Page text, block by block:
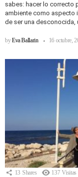
sabes: hacer lo correcto
ambiente como aspecto
de ser una desconocida,
byEva Ballarin 16 octubre,
13 Shares 137 Visitas